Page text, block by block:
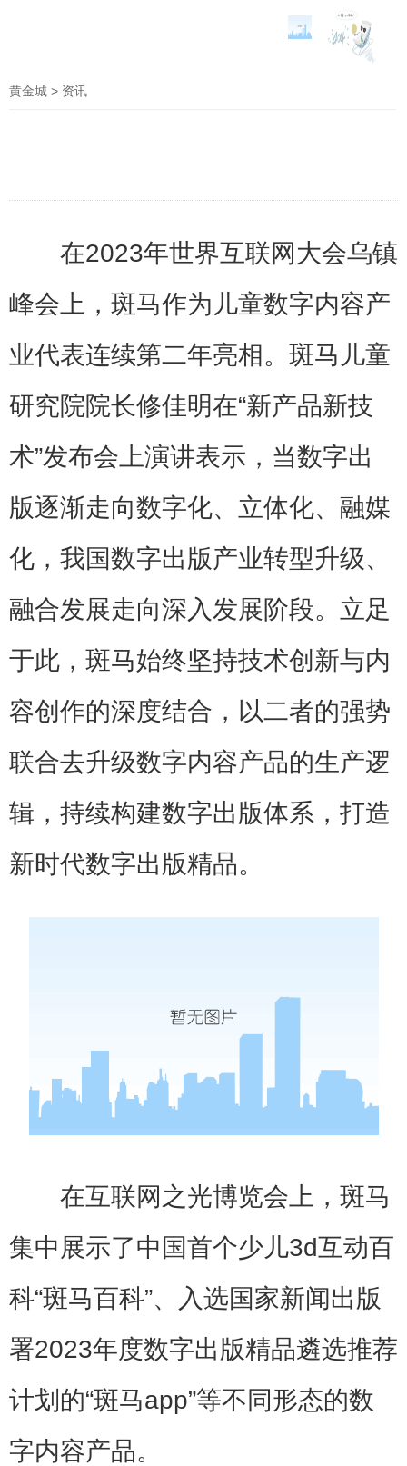
黄金城 > 资讯
在2023年世界互联网大会乌镇
峰会上，斑马作为儿童数字内容产
业代表连续第二年亮相。斑马儿童
研究院院长修佳明在“新产品新技
术”发布会上演讲表示，当数字出
版逐渐走向数字化、立体化、融媒
化，我国数字出版产业转型升级、
融合发展走向深入发展阶段。立足
于此，斑马始终坚持技术创新与内
容创作的深度结合，以二者的强势
联合去升级数字内容产品的生产逻
辑，持续构建数字出版体系，打造
新时代数字出版精品。
在互联网之光博览会上，斑马
集中展示了中国首个少儿3d互动百
科“斑马百科”、入选国家新闻出版
署2023年度数字出版精品遴选推荐
计划的“斑马app”等不同形态的数
字内容产品。